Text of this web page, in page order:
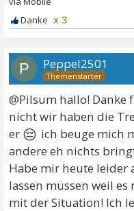
x 3
P Peppel2501
@Pilsum hallo!
nicht wir haben die
er 😔 ich beuge mich
andere eh nichts
Habe mir heute leider
lassen müssen weil
mit der Situation! Ich